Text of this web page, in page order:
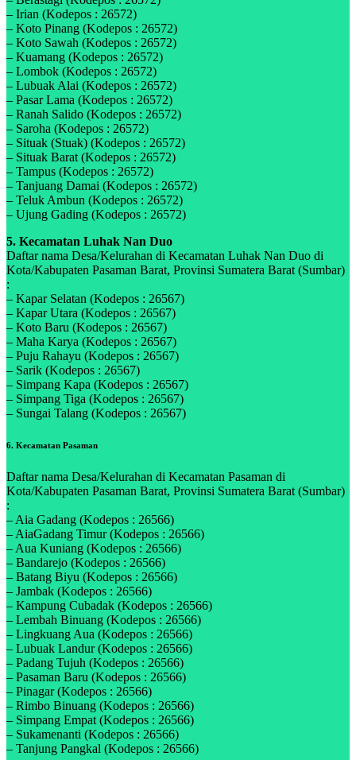
– Irian (Kodepos : 26572)
– Koto Pinang (Kodepos : 26572)
– Koto Sawah (Kodepos : 26572)
– Kuamang (Kodepos : 26572)
– Lombok (Kodepos : 26572)
– Lubuak Alai (Kodepos : 26572)
– Pasar Lama (Kodepos : 26572)
– Ranah Salido (Kodepos : 26572)
– Saroha (Kodepos : 26572)
– Situak (Stuak) (Kodepos : 26572)
– Situak Barat (Kodepos : 26572)
– Tampus (Kodepos : 26572)
– Tanjuang Damai (Kodepos : 26572)
– Teluk Ambun (Kodepos : 26572)
– Ujung Gading (Kodepos : 26572)
5. Kecamatan Luhak Nan Duo
Daftar nama Desa/Kelurahan di Kecamatan Luhak Nan Duo di
Kota/Kabupaten Pasaman Barat, Provinsi Sumatera Barat (Sumbar)
:
– Kapar Selatan (Kodepos : 26567)
– Kapar Utara (Kodepos : 26567)
– Koto Baru (Kodepos : 26567)
– Maha Karya (Kodepos : 26567)
– Puju Rahayu (Kodepos : 26567)
– Sarik (Kodepos : 26567)
– Simpang Kapa (Kodepos : 26567)
– Simpang Tiga (Kodepos : 26567)
– Sungai Talang (Kodepos : 26567)
6. Kecamatan Pasaman
Daftar nama Desa/Kelurahan di Kecamatan Pasaman di
Kota/Kabupaten Pasaman Barat, Provinsi Sumatera Barat (Sumbar)
:
– Aia Gadang (Kodepos : 26566)
– AiaGadang Timur (Kodepos : 26566)
– Aua Kuniang (Kodepos : 26566)
– Bandarejo (Kodepos : 26566)
– Batang Biyu (Kodepos : 26566)
– Jambak (Kodepos : 26566)
– Kampung Cubadak (Kodepos : 26566)
– Lembah Binuang (Kodepos : 26566)
– Lingkuang Aua (Kodepos : 26566)
– Lubuak Landur (Kodepos : 26566)
– Padang Tujuh (Kodepos : 26566)
– Pasaman Baru (Kodepos : 26566)
– Pinagar (Kodepos : 26566)
– Rimbo Binuang (Kodepos : 26566)
– Simpang Empat (Kodepos : 26566)
– Sukamenanti (Kodepos : 26566)
– Tanjung Pangkal (Kodepos : 26566)